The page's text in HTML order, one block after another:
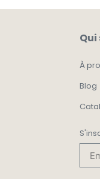
À
Blog